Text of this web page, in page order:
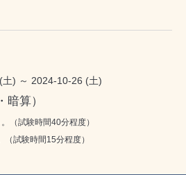
) ～ 2024-10-26 (土)
暗算）
（試験時間40分程度）
試験時間15分程度）